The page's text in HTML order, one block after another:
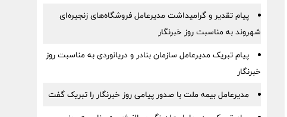
پیام تقدیر و گرامیداشت مدیرعامل فروشگاه‌های زنجیره‌ای
شهروند به مناسبت روز خبرنگار
پیام تبریک مدیرعامل سازمان بنادر و دریانوردی به مناسبت روز
خبرنگار
مدیرعامل بیمه ملت با صدور پیامی روز خبرنگار را تبریک گفت